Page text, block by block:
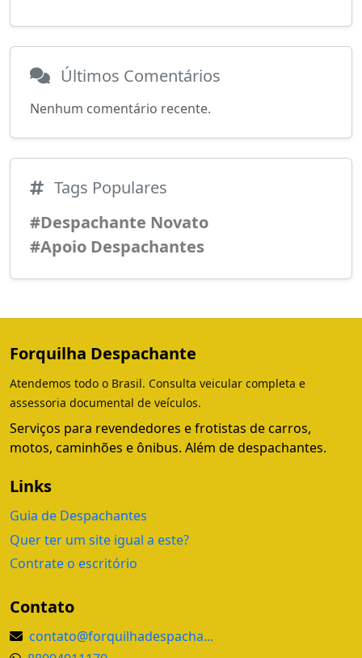
Últimos Comentários
Nenhum comentário recente.
Tags Populares
#Despachante Novato
#Apoio Despachantes
Forquilha Despachante
Atendemos todo o Brasil. Consulta veicular completa e
assessoria documental de veículos.
Serviços para revendedores e frotistas de carros,
motos, caminhões e ônibus. Além de despachantes.
Links
Guia de Despachantes
Quer ter um site igual a este?
Contrate o escritório
Contato
contato@forquilhadespacha...